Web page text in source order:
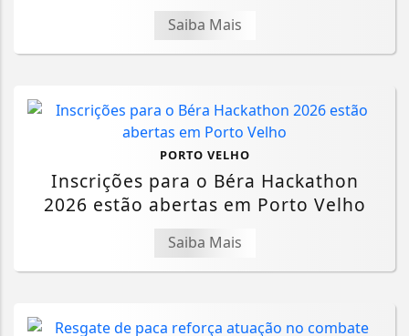
Saiba Mais
PORTO VELHO
Inscrições para o Béra Hackathon
2026 estão abertas em Porto Velho
Saiba Mais